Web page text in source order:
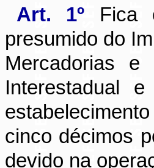
Art. 1º Fica
presumido do
Mercadorias
Interestadual
cinco décimos
devido na